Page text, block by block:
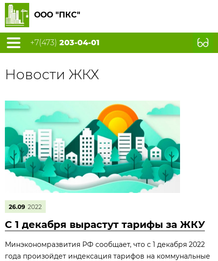
ООО "ПКС"
+7(473) 203-04-01
Новости ЖКХ
26.09 2022
С 1 декабря вырастут тарифы за ЖКУ
Минэкономразвития РФ сообщает, что с 1 декабря 2022
года произойдет индексация тарифов на коммунальные